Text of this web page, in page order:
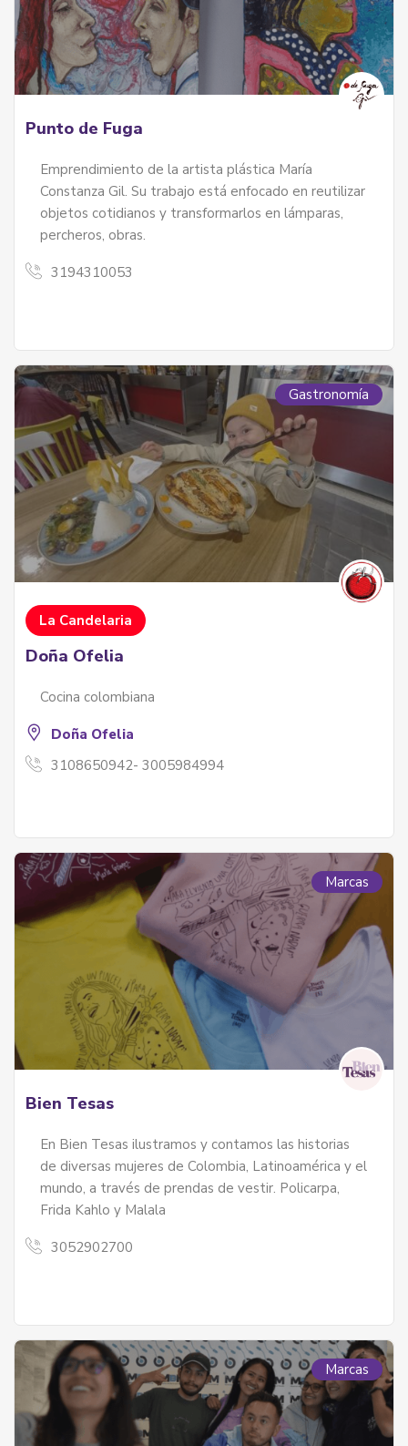
Punto de Fuga
Emprendimiento de la artista plástica María
Constanza Gil. Su trabajo está enfocado en reutilizar
objetos cotidianos y transformarlos en lámparas,
percheros, obras.
3194310053
Gastronomía
La Candelaria
Doña Ofelia
Cocina colombiana
Doña Ofelia
3108650942- 3005984994
Marcas
Bien Tesas
En Bien Tesas ilustramos y contamos las historias
de diversas mujeres de Colombia, Latinoamérica y el
mundo, a través de prendas de vestir. Policarpa,
Frida Kahlo y Malala
3052902700
Marcas